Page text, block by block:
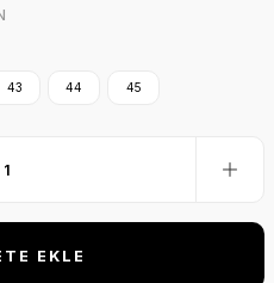
43 44 45
EKLE